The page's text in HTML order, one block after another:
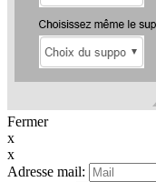
Fermer
x
x
Adresse mail: